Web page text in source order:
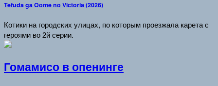
Tefuda ga Oome no Victoria (2026)
Котики на городских улицах, по которым проезжала карета с
героями во 2й серии.
Гомамисо в опенинге